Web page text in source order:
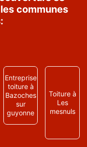
communes
Entreprise
toiture à
Bazoches
sur
guyonne
Toiture à
Les
mesnuls